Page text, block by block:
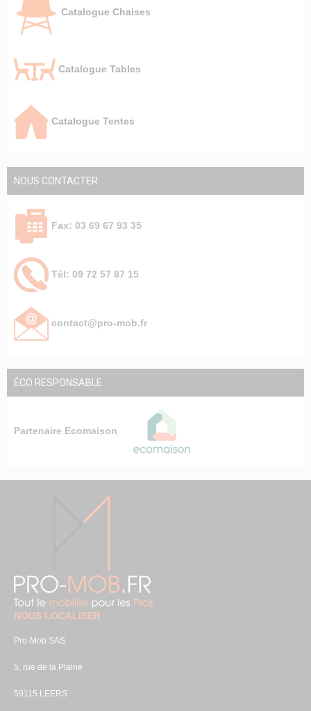
Catalogue Chaises
Catalogue Tables
Catalogue Tentes
NOUS CONTACTER
Fax: 03 69 67 93 35
Tél: 09 72 57 87 15
contact@pro-mob.fr
ÉCO RESPONSABLE
Partenaire Ecomaison
NOUS LOCALISER
Pro-Mob SAS
5, rue de la Plaine
59115 LEERS